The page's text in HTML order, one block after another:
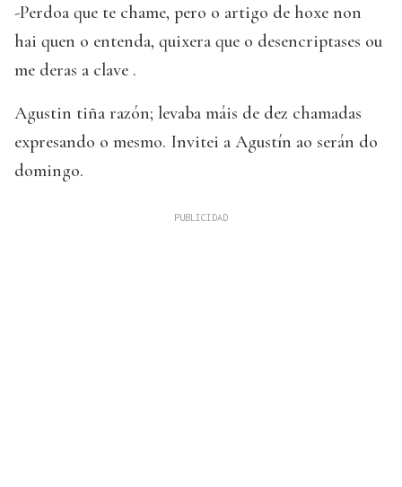
-Perdoa que te chame, pero o artigo de hoxe non
hai quen o entenda, quixera que o desencriptases ou
me deras a clave .
Agustin tiña razón; levaba máis de dez chamadas
expresando o mesmo. Invitei a Agustín ao serán do
domingo.